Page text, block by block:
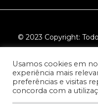
© 2023 Copyright:
Usamos cookies em
experiência mais
preferências e visitas
concorda com a